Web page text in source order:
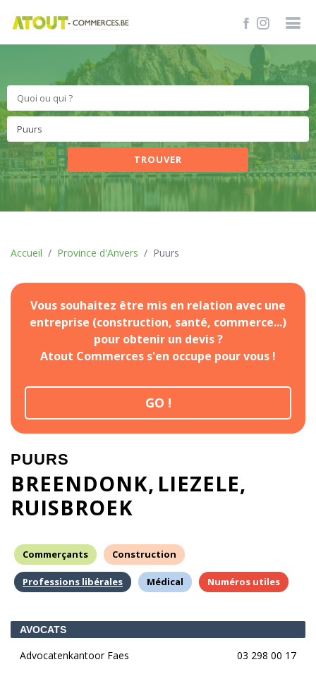
TROUVER
Accueil Province d'Anvers Puurs
Vous souhaitez être mis en relation avec une
entreprise (construction, santé, commerce...)
pour obtenir un devis ?
Atout Commerces s'en occupe pour vous !
GO !
PUURS
BREENDONK LIEZELE
RUISBROEK
Commerçants Construction
Professions libérales Médical Numéros utiles
AVOCATS
Advocatenkantoor Faes
03 298 00 17